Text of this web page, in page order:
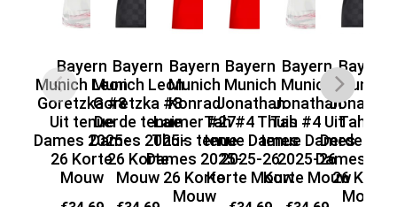
Bayern
Munich Leon
Goretzka #8
Uit tenue
Dames 2025-
26 Korte
Mouw
Bayern
Munich Leon
Goretzka #8
Derde tenue
Dames 2025-
26 Korte
Mouw
Bayern
Munich
Konrad
Laimer #27
Thuis tenue
Dames 2025-
26 Korte
Mouw
Bayern
Munich
Jonathan
Tah #4 Thuis
tenue Dames
2025-26
Korte Mouw
Bayern
Munich
Jonathan
Tah #4 Uit
tenue Dames
2025-26
Korte Mouw
Bayern
Munich
Tah #4
Derde
Dames
26 Korte
Mouw